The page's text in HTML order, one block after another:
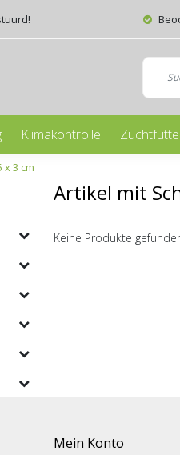
Klimakontrolle
x 3 cm
Artikel mit
Keine Produkte
Mein Konto